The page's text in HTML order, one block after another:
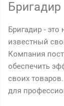
Бригадир
Бригадир -
известный
Компания
обеспечить
своих
для